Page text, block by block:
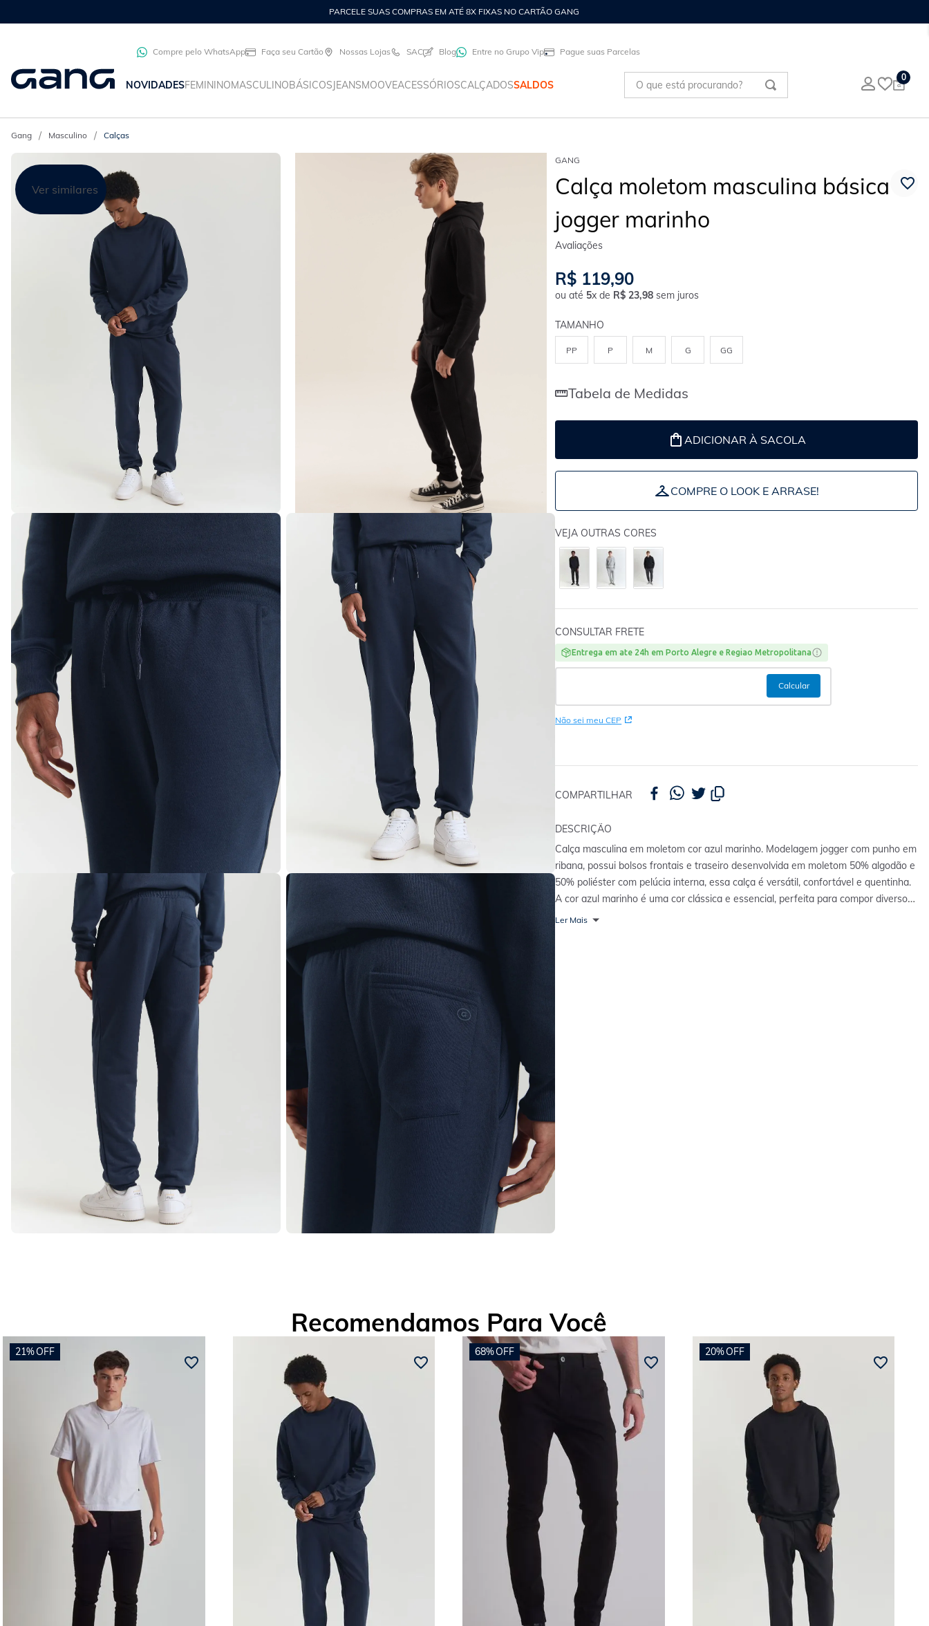
5% OFF NO PIX*
Compre pelo WhatsApp Faça seu Cartão Nossas Lojas SAC Blog Entre no Grupo Vip Pague suas Parcelas
NOVIDADESFEMININOMASCULINOBÁSICOSJEANSMOOVEACESSÓRIOSCALÇADOSSALDOS
O que está procurando? 0
Masculino Calças
Ver similares
GANG
Calça moletom masculina básica
jogger marinho
R$ 119,90
ou até 5x de R$ 23,98 sem juros
TAMANHO
PP P M G GG
Tabela de Medidas
ADICIONAR À SACOLA
COMPRE O LOOK E ARRASE!
VEJA OUTRAS CORES
CONSULTAR FRETE
Entrega em ate 24h em Porto Alegre e Regiao Metropolitana
Não sei meu CEP
COMPARTILHAR
DESCRIÇÃO
Calça masculina em moletom cor azul marinho. Modelagem jogger com punho em
ribana, possui bolsos frontais e traseiro desenvolvida em moletom 50% algodão e
50% poliéster com pelúcia interna, essa calça é versátil, confortável e quentinha.
A cor azul marinho é uma cor clássica e essencial, perfeita para compor diversos
looks muito confortáveis. Aquela peça curinga que não pode faltar. Aproveite e
Ler Mais
Recomendamos Para Você
21%OFF 68%OFF 20%OFF